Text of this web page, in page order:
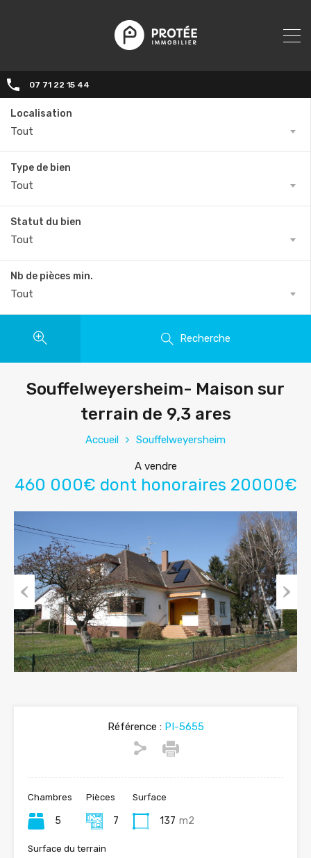
07 71 22 15 44‬
Localisation
Tout
Type de bien
Tout
Statut du bien
Tout
Nb de pièces min.
Tout
Recherche
Souffelweyersheim- Maison sur
terrain de 9,3 ares
Accueil Souffelweyersheim
A vendre
460 000€ dont honoraires 20000€
Previous Next
Référence :PI-5655
Chambres
5
Pièces
7
Surface
137 m2
Surface du terrain